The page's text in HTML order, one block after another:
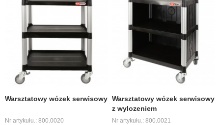
Warsztatowy wózek serwisowy
Nr artykułu.: 800.0020
Warsztatowy wózek serwisowy
z wylozeniem
Nr artykułu.: 800.0021